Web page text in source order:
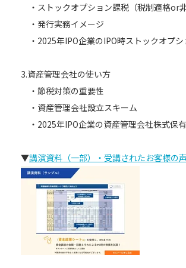
・ストックオプション課税（税制適格or非
・発行実務イメージ
・2025年IPO企業のIPO時ストックオプシ
3.資産管理会社の使い方
・節税対策の重要性
・資産管理会社設立スキーム
・2025年IPO企業の資産管理会社株式保
▼講演資料（一部）・受講されたお客様の声